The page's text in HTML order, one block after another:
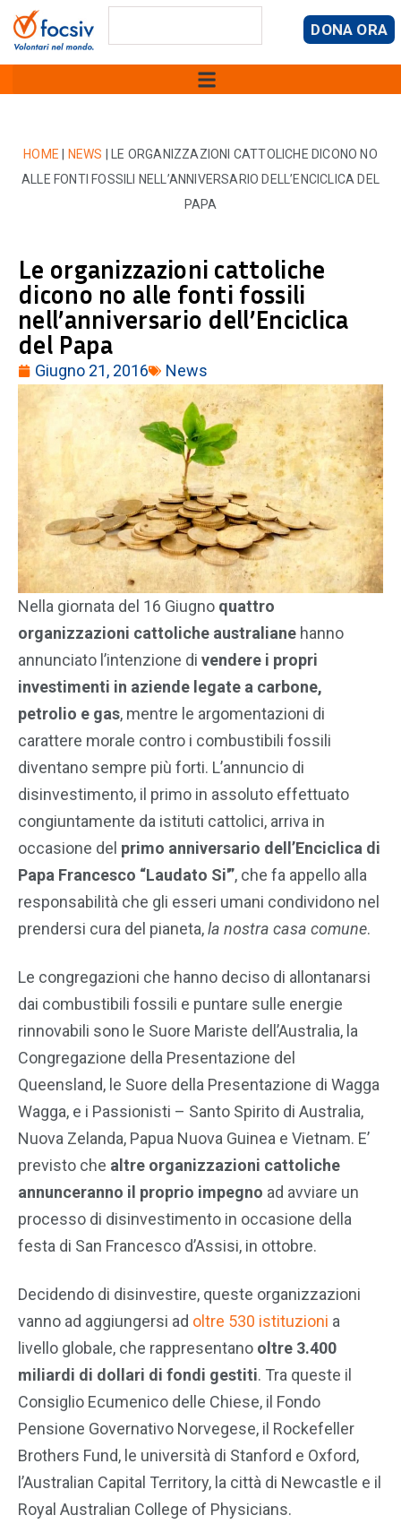
DONA ORA
HOME NEWS
LE ORGANIZZAZIONI CATTOLICHE DICONO NO
ALLE FONTI FOSSILI NELL’ANNIVERSARIO DELL’ENCICLICA DEL
PAPA
Le organizzazioni cattoliche
dicono no alle fonti fossili
nell’anniversario dell’Enciclica
del Papa
Giugno 21, 2016 News
Nella giornata del 16 Giugno quattro
organizzazioni cattoliche australiane hanno
annunciato l’intenzione di vendere i propri
investimenti in aziende legate a carbone,
petrolio e gas, mentre le argomentazioni di
carattere morale contro i combustibili fossili
diventano sempre più forti. L’annuncio di
disinvestimento, il primo in assoluto effettuato
congiuntamente da istituti cattolici, arriva in
occasione del primo anniversario dell’Enciclica di
Papa Francesco “Laudato Si'”, che fa appello alla
responsabilità che gli esseri umani condividono nel
prendersi cura del pianeta,la nostra casa comune.
Le congregazioni che hanno deciso di allontanarsi
dai combustibili fossili e puntare sulle energie
rinnovabili sono le Suore Mariste dell’Australia, la
Congregazione della Presentazione del
Queensland, le Suore della Presentazione di Wagga
Wagga, e i Passionisti – Santo Spirito di Australia,
Nuova Zelanda, Papua Nuova Guinea e Vietnam. E’
previsto che altre organizzazioni cattoliche
annunceranno il proprio impegno ad avviare un
processo di disinvestimento in occasione della
festa di San Francesco d’Assisi, in ottobre.
Decidendo di disinvestire, queste organizzazioni
vanno ad aggiungersi ad oltre 530 istituzioni a
livello globale, che rappresentano oltre 3.400
miliardi di dollari di fondi gestiti. Tra queste il
Consiglio Ecumenico delle Chiese, il Fondo
Pensione Governativo Norvegese, il Rockefeller
Brothers Fund, le università di Stanford e Oxford,
l’Australian Capital Territory, la città di Newcastle e il
Royal Australian College of Physicians.